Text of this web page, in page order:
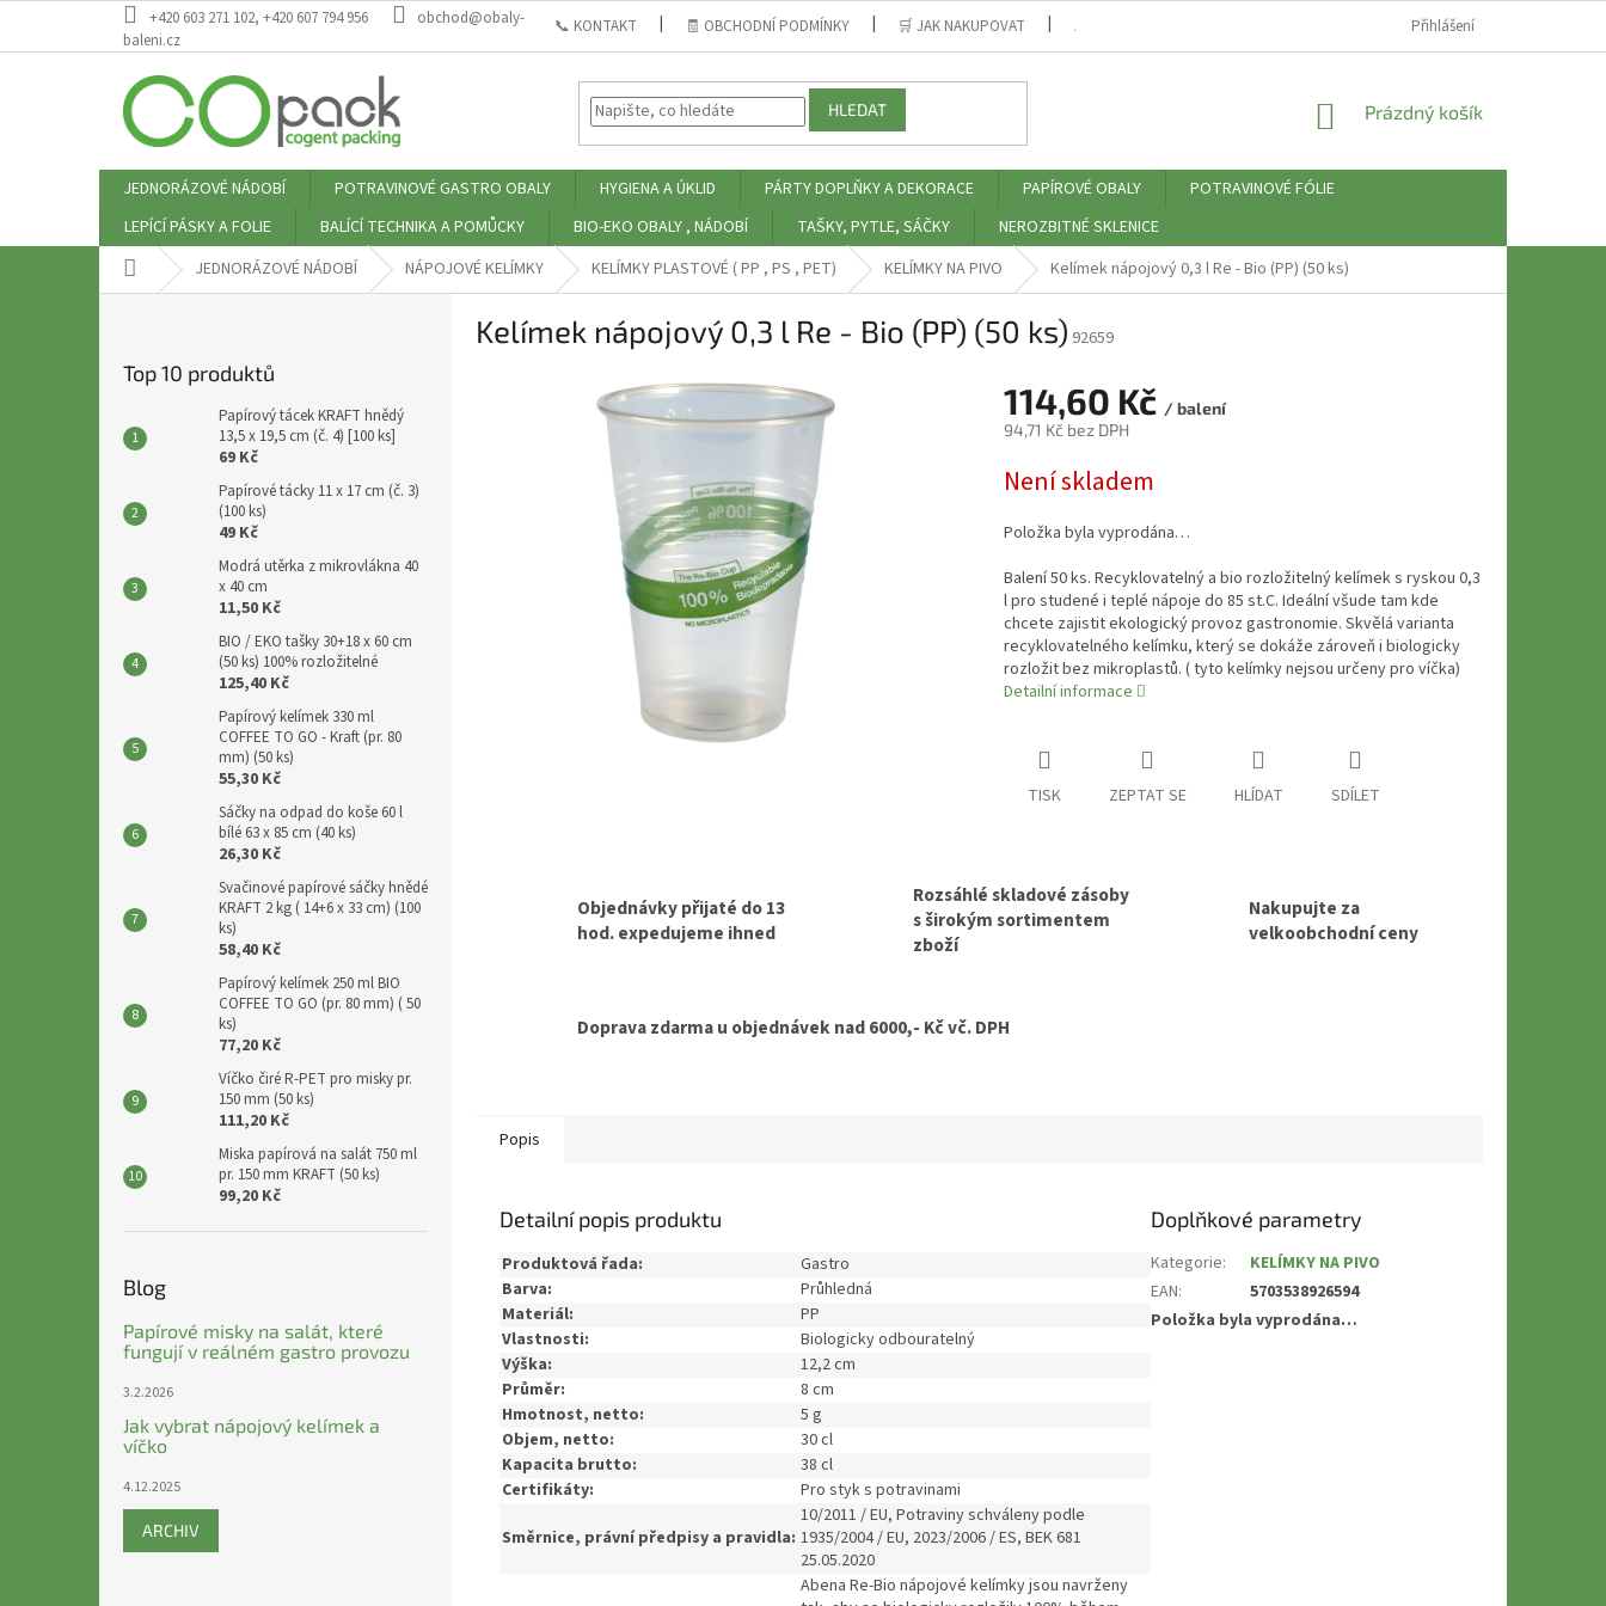
obsah
+420 603 271 102, +420 607 794 956
obchod@obaly-
baleni.cz
📞 KONTAKT 🧾 OBCHODNÍ PODMÍNKY 🛒 JAK NAKUPOVAT ⚠️ ZÁSADY PRÁCE S OSOBNÍMI ÚDAJI (GDPR) Přihlášení
HLEDAT
NÁKUPNÍ
Prázdný košík
JEDNORÁZOVÉ NÁDOBÍ POTRAVINOVÉ GASTRO OBALY HYGIENA A ÚKLID PÁRTY DOPLŇKY A DEKORACE PAPÍROVÉ OBALY
POTRAVINOVÉ FÓLIE
LEPÍCÍ PÁSKY A FOLIE
BALÍCÍ TECHNIKA A POMŮCKY BIO-EKO OBALY , NÁDOBÍ TAŠKY, PYTLE, SÁČKY
NEROZBITNÉ SKLENICE
Domů JEDNORÁZOVÉ NÁDOBÍ NÁPOJOVÉ KELÍMKY KELÍMKY PLASTOVÉ ( PP , PS , PET) KELÍMKY NA PIVO Kelímek nápojový 0,3 l Re - Bio (PP) (50 ks)
Top 10 produktů
Papírový tácek KRAFT hnědý
13,5 x 19,5 cm (č. 4) [100 ks]
69 Kč
Papírové tácky 11 x 17 cm (č. 3)
(100 ks)
49 Kč
Modrá utěrka z mikrovlákna 40
x 40 cm
11,50 Kč
BIO / EKO tašky 30+18 x 60 cm
(50 ks) 100% rozložitelné
125,40 Kč
Papírový kelímek 330 ml
COFFEE TO GO - Kraft (pr. 80
mm) (50 ks)
55,30 Kč
Sáčky na odpad do koše 60 l
bílé 63 x 85 cm (40 ks)
26,30 Kč
Svačinové papírové sáčky hnědé
KRAFT 2 kg ( 14+6 x 33 cm) (100
ks)
58,40 Kč
Papírový kelímek 250 ml BIO
COFFEE TO GO (pr. 80 mm) ( 50
ks)
77,20 Kč
Víčko čiré R-PET pro misky pr.
150 mm (50 ks)
111,20 Kč
Miska papírová na salát 750 ml
pr. 150 mm KRAFT (50 ks)
99,20 Kč
Blog
Papírové misky na salát, které
fungují v reálném gastro provozu
3.2.2026
Jak vybrat nápojový kelímek a
víčko
4.12.2025
ARCHIV
Kelímek nápojový 0,3 l Re - Bio (PP) (50 ks) 92659
114,60 Kč / balení
94,71 Kč bez DPH
cena:
Není skladem
Položka byla vyprodána…
Balení 50 ks. Recyklovatelný a bio rozložitelný kelímek s ryskou 0,3
l pro studené i teplé nápoje do 85 st.C. Ideální všude tam kde
chcete zajistit ekologický provoz gastronomie. Skvělá varianta
recyklovatelného kelímku, který se dokáže zároveň i biologicky
rozložit bez mikroplastů. ( tyto kelímky nejsou určeny pro víčka)
Detailní informace
TISK ZEPTAT SE HLÍDAT SDÍLET
Objednávky přijaté do 13
hod. expedujeme ihned
Rozsáhlé skladové zásoby
s širokým sortimentem
zboží
Nakupujte za
velkoobchodní ceny
Doprava zdarma u objednávek nad 6000,- Kč vč. DPH
Popis
Detailní popis produktu
Produktová řada:
Gastro
Barva:
Průhledná
Materiál:
PP
Vlastnosti:
Biologicky odbouratelný
Výška:
12,2 cm
Průměr:
8 cm
Hmotnost, netto:
5 g
Objem, netto:
30 cl
Kapacita brutto:
38 cl
Certifikáty:
Pro styk s potravinami
Směrnice, právní předpisy a pravidla:
10/2011 / EU, Potraviny schváleny podle
1935/2004 / EU, 2023/2006 / ES, BEK 681
25.05.2020
Abena Re-Bio nápojové kelímky jsou navrženy
Doplňkové parametry
Kategorie:
KELÍMKY NA PIVO
EAN:
5703538926594
Položka byla vyprodána…